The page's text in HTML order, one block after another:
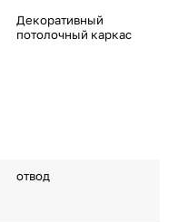
Декоративный
потолочный каркас
отвод